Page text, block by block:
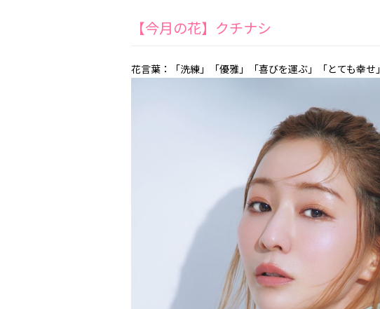
【今月の花】クチナシ
花言葉：「洗練」「優雅」「喜びを運ぶ」「とても幸せ」